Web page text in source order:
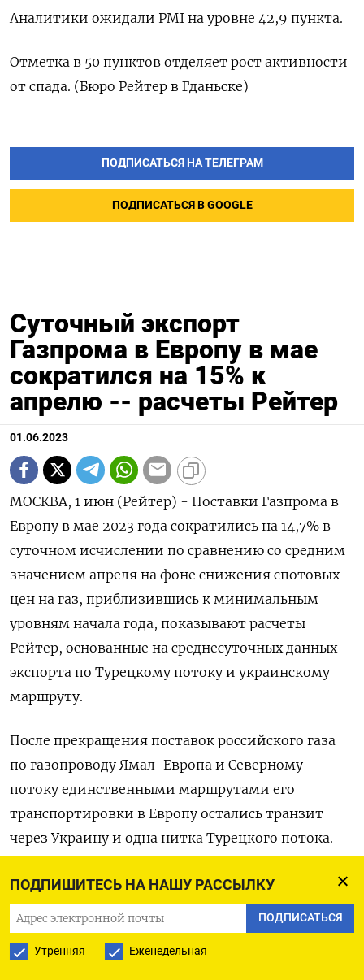
ПОДПИШИТЕСЬ НА НАШУ РАССЫЛКУ
ПОДПИСАТЬСЯ
Утренняя Еженедельная
Аналитики ожидали PMI на уровне 42,9 пункта.
Отметка в 50 пунктов отделяет рост активности
от спада. (Бюро Рейтер в Гданьске)
ПОДПИСАТЬСЯ НА ТЕЛЕГРАМ
ПОДПИСАТЬСЯ В GOOGLE
Суточный экспорт
Газпрома в Европу в мае
сократился на 15% к
апрелю -- расчеты Рейтер
01.06.2023
МОСКВА, 1 июн (Рейтер) - Поставки Газпрома в
Европу в мае 2023 года сократились на 14,7% в
суточном исчислении по сравнению со средним
значением апреля на фоне снижения спотовых
цен на газ, приблизившись к минимальным
уровням начала года, показывают расчеты
Рейтер, основанные на среднесуточных данных
экспорта по Турецкому потоку и украинскому
маршруту.
После прекращения поставок российского газа
по газопроводу Ямал-Европа и Северному
потоку единственными маршрутами его
транспортировки в Европу остались транзит
через Украину и одна нитка Турецкого потока.
Среднесуточные поставки Газпрома в Европу в
мае снизились до 64,5 миллиона кубометров
против 75,6 миллиона кубометров в сутки в
среднем за апрель, следует из данных